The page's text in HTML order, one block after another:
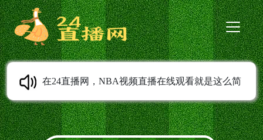
在24直播网，NBA视频直播在线观看就是这么简
单。我们提供NBA免费直播高清无插件、NBA在线